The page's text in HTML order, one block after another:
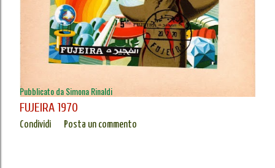
Pubblicato daSimona Rinaldi
FUJEIRA 1970
Condividi Posta un commento